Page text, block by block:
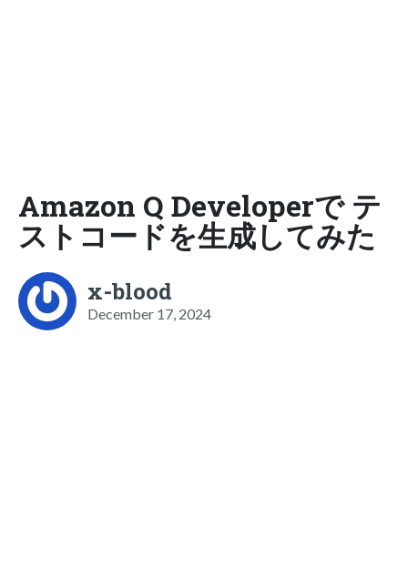
Amazon Q Developerで テ
ストコードを生成してみた
x-blood
December 17, 2024